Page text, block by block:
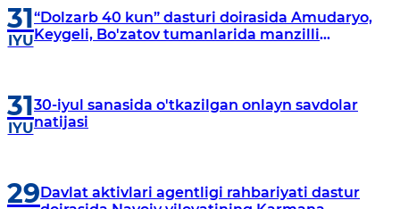
31
IYU
“Dolzarb 40 kun” dasturi doirasida Amudaryo,
Keygeli, Bo'zatov tumanlarida manzilli
31
IYU
30-iyul sanasida o'tkazilgan onlayn savdolar
natijasi
29Davlat aktivlari agentligi rahbariyati dastur